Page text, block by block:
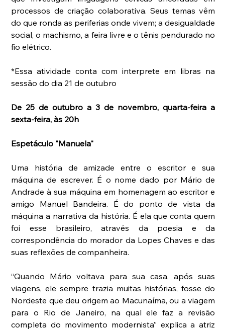
processos de criação colaborativa. Seus temas vêm
do que ronda as periferias onde vivem; a desigualdade
social, o machismo, a feira livre e o tênis pendurado no
fio elétrico.
*Essa atividade conta com interprete em libras na
sessão do dia 21 de outubro
De 25 de outubro a 3 de novembro, quarta-feira a
sexta-feira, às 20h
Espetáculo "Manuela"
Uma história de amizade entre o escritor e sua
máquina de escrever. É o nome dado por Mário de
Andrade à sua máquina em homenagem ao escritor e
amigo Manuel Bandeira. É do ponto de vista da
máquina a narrativa da história. É ela que conta quem
foi esse brasileiro, através da poesia e da
correspondência do morador da Lopes Chaves e das
suas reflexões de companheira.
“Quando Mário voltava para sua casa, após suas
viagens, ele sempre trazia muitas histórias, fosse do
Nordeste que deu origem ao Macunaíma, ou a viagem
para o Rio de Janeiro, na qual ele faz a revisão
completa do movimento modernista” explica a atriz